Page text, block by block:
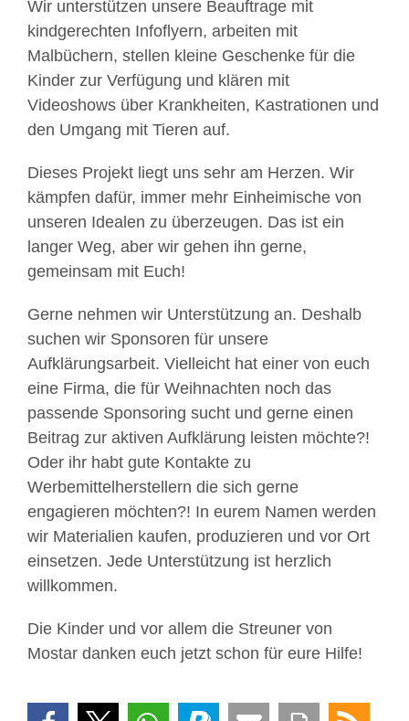
Wir unterstützen unsere Beauftrage mit
kindgerechten Infoflyern, arbeiten mit
Malbüchern, stellen kleine Geschenke für die
Kinder zur Verfügung und klären mit
Videoshows über Krankheiten, Kastrationen und
den Umgang mit Tieren auf.
Dieses Projekt liegt uns sehr am Herzen. Wir
kämpfen dafür, immer mehr Einheimische von
unseren Idealen zu überzeugen. Das ist ein
langer Weg, aber wir gehen ihn gerne,
gemeinsam mit Euch!
Gerne nehmen wir Unterstützung an. Deshalb
suchen wir Sponsoren für unsere
Aufklärungsarbeit. Vielleicht hat einer von euch
eine Firma, die für Weihnachten noch das
passende Sponsoring sucht und gerne einen
Beitrag zur aktiven Aufklärung leisten möchte?!
Oder ihr habt gute Kontakte zu
Werbemittelherstellern die sich gerne
engagieren möchten?! In eurem Namen werden
wir Materialien kaufen, produzieren und vor Ort
einsetzen. Jede Unterstützung ist herzlich
willkommen.
Die Kinder und vor allem die Streuner von
Mostar danken euch jetzt schon für eure Hilfe!